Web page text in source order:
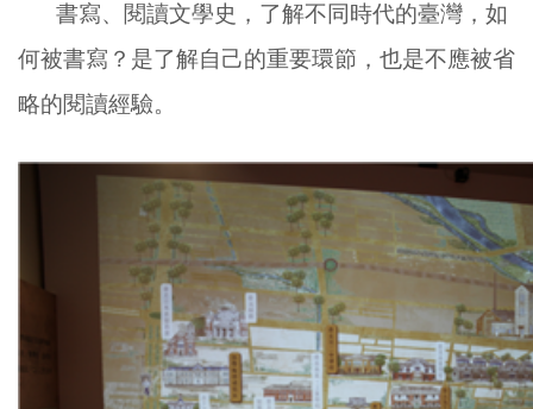
書寫、閱讀文學史，了解不同時代的臺灣，如
何被書寫？是了解自己的重要環節，也是不應被省
略的閱讀經驗。